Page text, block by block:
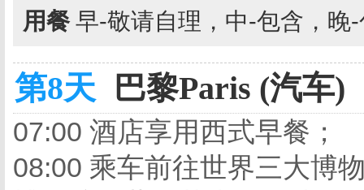
用餐 早-敬请自理，中-包含，晚
第8天 巴黎Paris (汽车)
07:00 酒店享用西式早餐；
08:00 乘车前往世界三大博